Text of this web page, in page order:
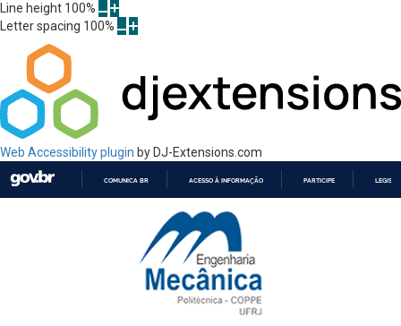
Line height 100%
Letter spacing 100%
Web Accessibility plugin by DJ-Extensions.com
PARA
CONTEÚDO
COMUNICA BR ACESSO À INFORMAÇÃO PARTICIPE